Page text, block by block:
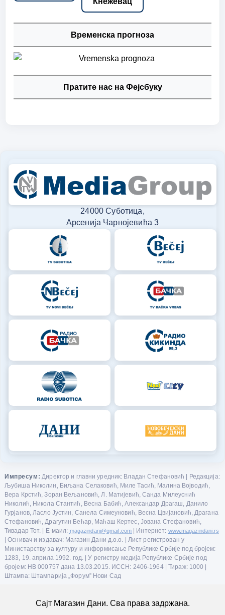
Временска прогноза
Пратите нас на Фејсбуку
24000 Суботица,
Арсенија Чарнојевића 3
Импресум: Директор и главни уредник: Владан Стефановић | Редакција:
Љубиша Николин, Биљана Селаковић, Миле Тасић, Малина Војводић,
Вера Крстић, Зоран Вељановић, Л. Матијевић, Санда Милеуснић
Николић, Никола Стантић, Весна Бабић, Александар Драгаш, Данило
Гурјанов, Ласло Јустин, Санела Симеуновић, Весна Цвијановић, Драгана
Стефановић, Драгутин Бећар, Маћаш Кертес, Јована Стефановић,
Тивадар Тот. | Е-маил: magazindani@gmail.com | Интернет: www.magazindani.rs
| Оснивач и издавач: Магазин Дани д.о.о. | Лист регистрован у
Министарству за културу и информисање Републике Србије под бројем:
1283, 19. априла 1992. год. | У регистру медија Републике Србије под
бројем: НВ 000757 дана 13.03.2015. ИССН: 2406-1964 | Тираж: 1000 |
Штампа: Штампарија „Форум” Нови Сад
Сајт Магазин Дани. Сва права задржана.